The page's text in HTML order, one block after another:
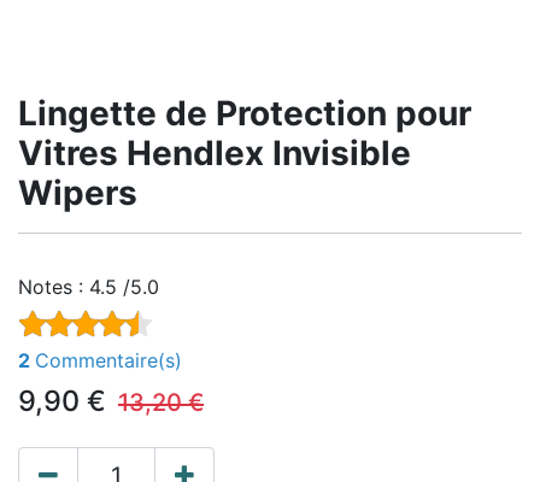
Lingette de Protection pour
Vitres Hendlex Invisible
Wipers
Notes : 4.5 /5.0
2 Commentaire(s)
9,90 € 13,20€